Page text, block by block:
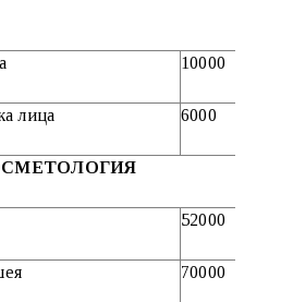
10000
лица 6000
52000
70000